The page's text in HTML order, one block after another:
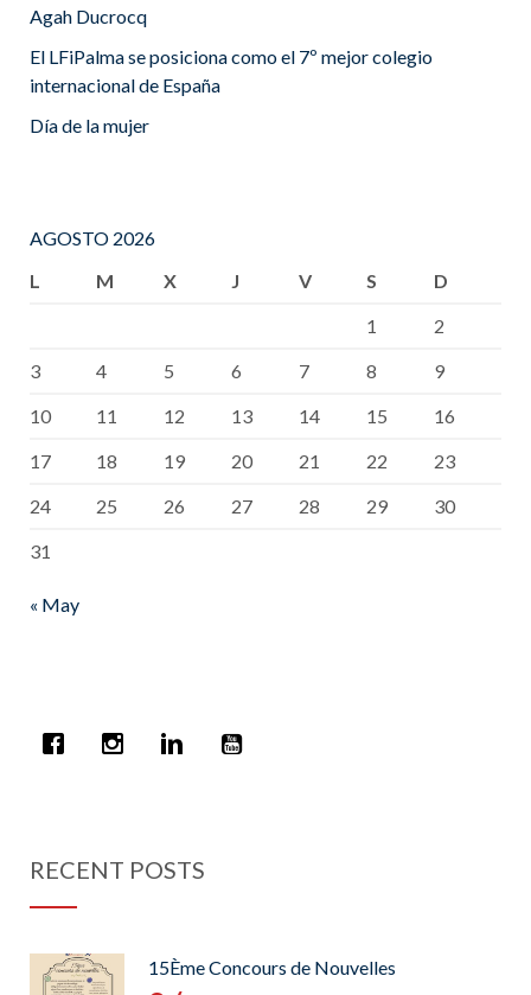
Agah Ducrocq
El LFiPalma se posiciona como el 7º mejor colegio
internacional de España
Día de la mujer
AGOSTO 2026
L
M X J V S
D
1
2
3
4 5 6 7 8
9
10
11 12 13 14 15
16
17
18 19 20 21 22
23
24
25 26 27 28 29
30
31
« May
RECENT POSTS
15Ème Concours de Nouvelles